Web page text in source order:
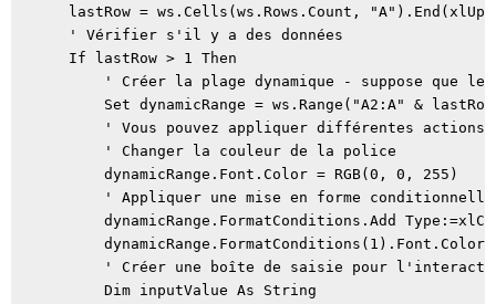
lastRow = ws.Cells(ws.Rows.Count,
' Vérifier s'il y a des données
If lastRow > 1 Then
' Créer la plage dynamique - suppose que les
Set dynamicRange = ws.Range("A2:A" &
' Vous pouvez appliquer différentes actions
' Changer la couleur de la police
dynamicRange.Font.Color = RGB(0, 0, 255)
' Appliquer une mise en forme
dynamicRange.FormatConditions.Add
dynamicRange.FormatConditions(1).Font.Color
' Créer une boîte de saisie pour
Dim inputValue As String